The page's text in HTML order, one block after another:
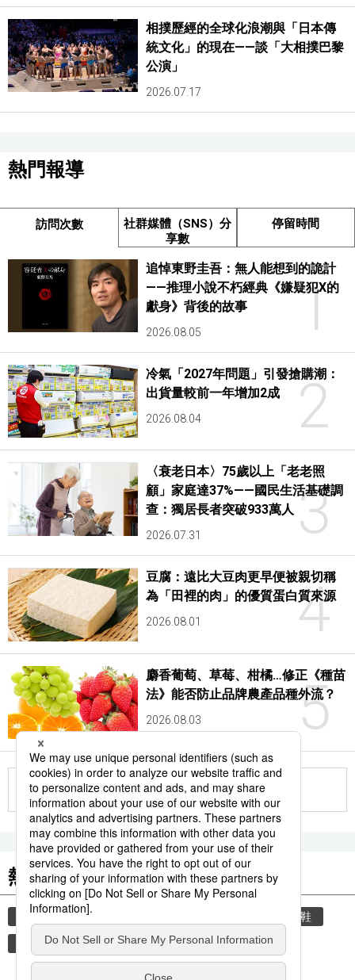
相撲歷經的全球化浪潮與「日本傳
統文化」的現在——談「大相撲巴黎
公演」
2026.07.17
熱門報導
訪問次數
社群媒體（SNS）分
享數
停留時間
1
追悼東野圭吾：無人能想到的詭計
——推理小說不朽經典《嫌疑犯X的
獻身》背後的故事
2026.08.05
2
冷氣「2027年問題」引發搶購潮：
出貨量較前一年增加2成
2026.08.04
3
〈衰老日本〉75歲以上「老老照
顧」家庭達37%——國民生活基礎調
查：獨居長者突破933萬人
2026.07.31
4
豆腐：遠比大豆肉更早便被親切稱
為「田裡的肉」的優質蛋白質來源
2026.08.01
5
麝香葡萄、草莓、柑橘…修正《種苗
法》能否防止品牌農產品種外流？
2026.08.03
更多
熱門關鍵詞
教育 禮儀 脫鞋
品牌 文學 小說